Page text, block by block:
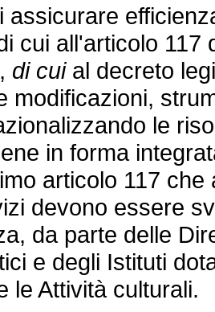
assicurare
cui all'articolo 117
di cuial decreto
modificazioni,
le
in forma
articolo 117
devono essere
da parte delle
e degli Istituti
le Attività culturali.